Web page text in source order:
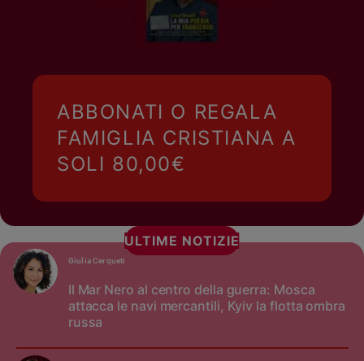
ABBONATI O REGALA
FAMIGLIA CRISTIANA A
SOLI 80,00€
ULTIME NOTIZIE
Il Mar Nero al centro della guerra: Mosca
attacca le navi mercantili, Kyiv la flotta ombra
russa
Giulia Cerqueti